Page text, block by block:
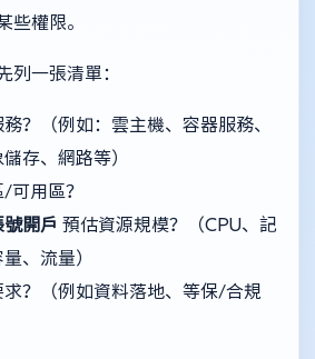
些權限。
列一張清單：
？（例如：雲主機、容器服務、
存、網路等）
可用區？
開戶 預估資源規模？（CPU、記
、流量）
求？（例如資料落地、等保/合規